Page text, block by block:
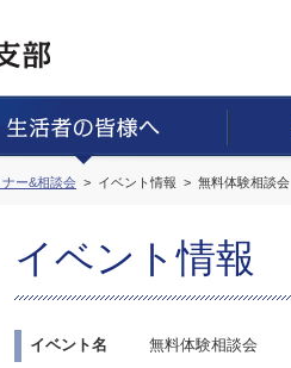
ー&相談会 イベント情報 無料体験相談会
イベント情報
イベント名 無料体験相談会